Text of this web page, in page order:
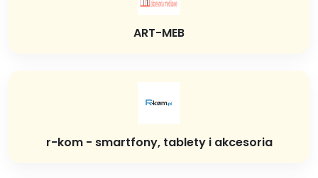
ART-MEB
r-kom - smartfony, tablety i akcesoria